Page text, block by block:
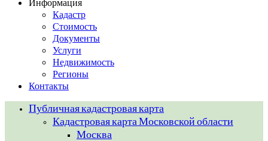
Кадастр
Стоимость
Документы
Услуги
Недвижимость
Регионы
Контакты
Публичная кадастровая карта
Кадастровая карта Московской области
Москва